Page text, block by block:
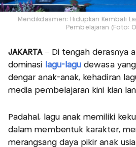
Mendikdasmen: Hidupkan Kembali
Pembelajaran (Foto:
JAKARTA– Di tengah derasnya
dominasi
lagu-lagu dewasa
dengar anak-anak, kehadiran
media pembelajaran kini kian
Padahal, lagu anak memiliki
dalam membentuk karakter,
merangsang daya pikir anak